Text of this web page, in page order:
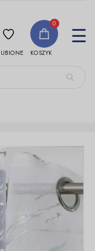
0
KOSZYK
☰